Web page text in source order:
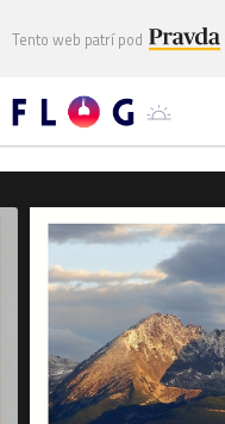
Tento web patrí pod